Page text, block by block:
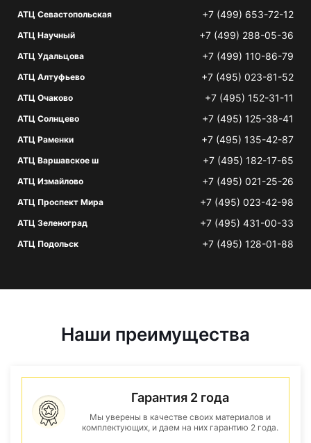
АТЦ Севастопольская +7 (499) 653-72-12
АТЦ Научный +7 (499) 288-05-36
АТЦ Удальцова +7 (499) 110-86-79
АТЦ Алтуфьево +7 (495) 023-81-52
АТЦ Очаково +7 (495) 152-31-11
АТЦ Солнцево +7 (495) 125-38-41
АТЦ Раменки +7 (495) 135-42-87
АТЦ Варшавское ш +7 (495) 182-17-65
АТЦ Измайлово +7 (495) 021-25-26
АТЦ Проспект Мира +7 (495) 023-42-98
АТЦ Зеленоград +7 (495) 431-00-33
АТЦ Подольск +7 (495) 128-01-88
Наши преимущества
Гарантия 2 года
Мы уверены в качестве своих материалов и
комплектующих, и даем на них гарантию 2 года.